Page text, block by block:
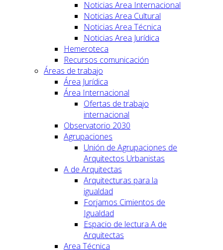
Noticias Area Internacional
Noticias Area Cultural
Noticias Area Técnica
Noticias Area Jurídica
Hemeroteca
Recursos comunicación
Áreas de trabajo
Área Jurídica
Área Internacional
Ofertas de trabajo
internacional
Observatorio 2030
Agrupaciones
Unión de Agrupaciones de
Arquitectos Urbanistas
A de Arquitectas
Arquitecturas para la
igualdad
Forjamos Cimientos de
Igualdad
Espacio de lectura A de
Arquitectas
Area Técnica